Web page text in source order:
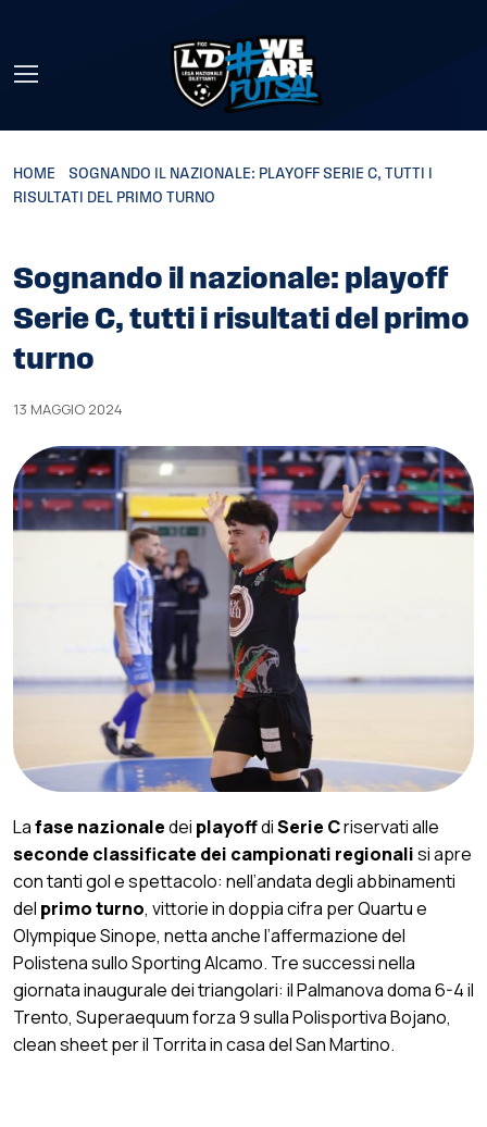
HOME
SOGNANDO IL NAZIONALE: PLAYOFF SERIE C, TUTTI I
RISULTATI DEL PRIMO TURNO
Sognando il nazionale: playoff
Serie C, tutti i risultati del primo
turno
13 MAGGIO 2024
Lafase nazionaledei playoffdiSerie Criservati alle
seconde classificate dei campionati regionalisi apre
con tanti gol e spettacolo: nell’andata degli abbinamenti
del primo turno, vittorie in doppia cifra per Quartu e
Olympique Sinope, netta anche l’affermazione del
Polistena sullo Sporting Alcamo. Tre successi nella
giornata inaugurale dei triangolari: il Palmanova doma 6-4 il
Trento, Superaequum forza 9 sulla Polisportiva Bojano,
clean sheet per il Torrita in casa del San Martino.